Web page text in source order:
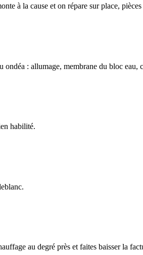
à la cause et on répare sur place,
: allumage, membrane du bloc eau,
habilité.
au degré près et faites baisser la